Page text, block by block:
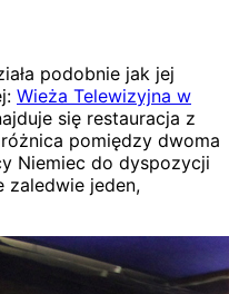
podobnie jak jej
Wieża Telewizyjna w
się restauracja z
pomiędzy dwoma
Niemiec do dyspozycji
zaledwie jeden,